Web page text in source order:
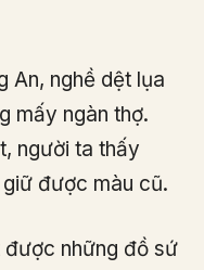
An, nghề dệt lụa
mấy ngàn thợ.
người ta thấy
được màu cũ.
được những đồ sứ